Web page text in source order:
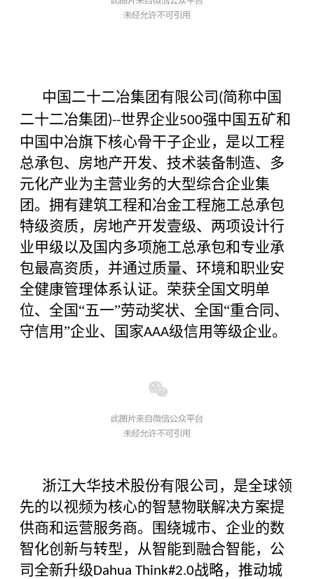
中国二十二冶集团有限公司 (简称中国
二十二冶集团 )--世界企业500强中国五矿和
中国中冶旗下核心骨干子企业，是以工程
总承包、房地产开发、技术装备制造、多
元化产业为主营业务的大型综合企业集
团。拥有建筑工程和冶金工程施工总承包
特级资质，房地产开发壹级、两项设计行
业甲级以及国内多项施工总承包和专业承
包最高资质，并通过质量、环境和职业安
全健康管理体系认证。荣获全国文明单
位、全国“五一”劳动奖状、全国“重合同、
守信用”企业、国家AAA级信用等级企业。
浙江大华技术股份有限公司，是全球领
先的以视频为核心的智慧物联解决方案提
供商和运营服务商。围绕城市、企业的数
智化创新与转型，从智能到融合智能，公
司全新升级Dahua Think#2.0战略，推动城